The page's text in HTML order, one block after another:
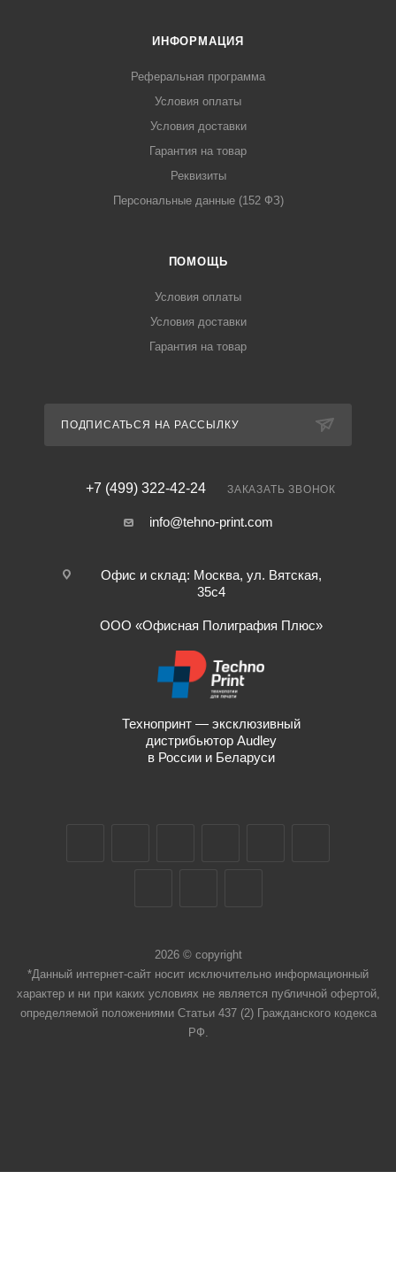
ИНФОРМАЦИЯ
Реферальная программа
Условия оплаты
Условия доставки
Гарантия на товар
Реквизиты
Персональные данные (152 ФЗ)
ПОМОЩЬ
Условия оплаты
Условия доставки
Гарантия на товар
ПОДПИСАТЬСЯ НА РАССЫЛКУ
+7 (499) 322-42-24 ЗАКАЗАТЬ ЗВОНОК
info@tehno-print.com
Офис и склад: Москва, ул. Вятская,
35с4
ООО «Офисная Полиграфия Плюс»
Технопринт — эксклюзивный
дистрибьютор Audley
в России и Беларуси
2026 © copyright
*Данный интернет-сайт носит исключительно информационный
характер и ни при каких условиях не является публичной офертой,
определяемой положениями Статьи 437 (2) Гражданского кодекса
РФ.